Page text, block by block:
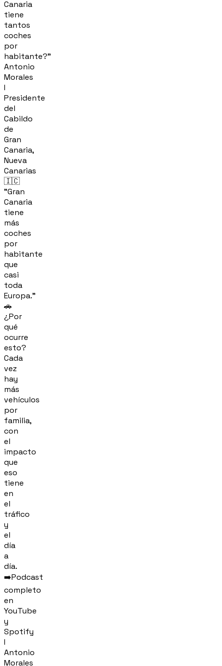
Canaria
tiene
tantos
coches
por
habitante?"
Antonio
Morales
I
Presidente
del
Cabildo
de
Gran
Canaria,
Nueva
Canarias
🇮🇨
"Gran
Canaria
tiene
más
coches
por
habitante
que
casi
toda
Europa."
🚗
¿Por
qué
ocurre
esto?
Cada
vez
hay
más
vehículos
por
familia,
con
el
impacto
que
eso
tiene
en
el
tráfico
y
el
día
a
día.
➡️Podcast
completo
en
YouTube
y
Spotify
I
Antonio
Morales